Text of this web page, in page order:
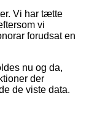
Vi har tætte
vi
forudsat en
nu og da,
der
de viste data.